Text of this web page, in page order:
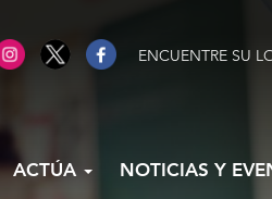
ENCUENTRE SU
ACTÚA NOTICIAS Y